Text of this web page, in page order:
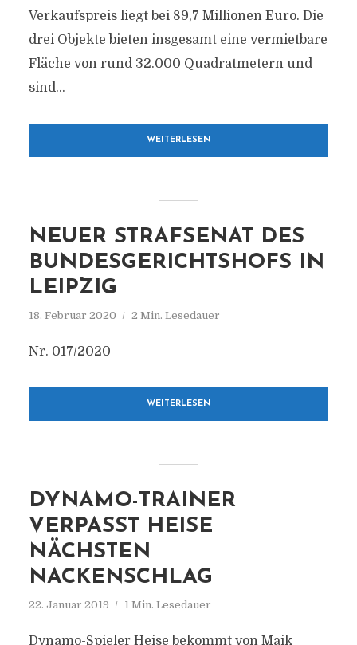
Verkaufspreis liegt bei 89,7 Millionen Euro. Die
drei Objekte bieten insgesamt eine vermietbare
Fläche von rund 32.000 Quadratmetern und
sind...
WEITERLESEN
NEUER STRAFSENAT DES
BUNDESGERICHTSHOFS IN
LEIPZIG
18. Februar 2020 2 Min. Lesedauer
Nr. 017/2020
WEITERLESEN
DYNAMO-TRAINER
VERPASST HEISE
NÄCHSTEN
NACKENSCHLAG
22. Januar 2019 1 Min. Lesedauer
Dynamo-Spieler Heise bekommt von Maik